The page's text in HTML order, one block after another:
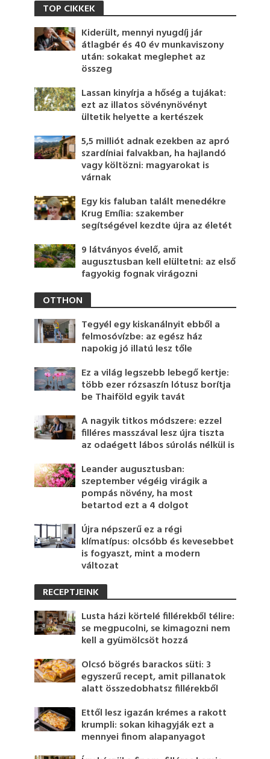
TOP CIKKEK
Kiderült, mennyi nyugdíj jár
átlagbér és 40 év munkaviszony
után: sokakat meglephet az
összeg
Lassan kinyírja a hőség a tujákat:
ezt az illatos sövénynövényt
ültetik helyette a kertészek
5,5 milliót adnak ezekben az apró
szardíniai falvakban, ha hajlandó
vagy költözni: magyarokat is
várnak
Egy kis faluban talált menedékre
Krug Emília: szakember
segítségével kezdte újra az életét
9 látványos évelő, amit
augusztusban kell elültetni: az első
fagyokig fognak virágozni
OTTHON
Tegyél egy kiskanálnyit ebből a
felmosóvízbe: az egész ház
napokig jó illatú lesz tőle
Ez a világ legszebb lebegő kertje:
több ezer rózsaszín lótusz borítja
be Thaiföld egyik tavát
A nagyik titkos módszere: ezzel
filléres masszával lesz újra tiszta
az odaégett lábos súrolás nélkül is
Leander augusztusban:
szeptember végéig virágik a
pompás növény, ha most
betartod ezt a 4 dolgot
Újra népszerű ez a régi
klímatípus: olcsóbb és kevesebbet
is fogyaszt, mint a modern
változat
RECEPTJEINK
Lusta házi körtelé fillérekből télire:
se megpucolni, se kimagozni nem
kell a gyümölcsöt hozzá
Olcsó bögrés barackos süti: 3
egyszerű recept, amit pillanatok
alatt összedobhatsz fillérekből
Ettől lesz igazán krémes a rakott
krumpli: sokan kihagyják ezt a
mennyei finom alapanyagot